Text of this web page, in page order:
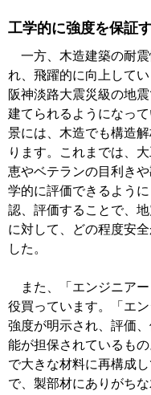
工学的に強度を保証
一方、木造建築の耐震
れ、飛躍的に向上して
阪神淡路大震災級の地
建てられるようになっ
景には、木造でも構造
ります。これまでは、
恵やベテランの目利き
学的に評価できるよう
認、評価することで、
に対して、どの程度安
した。
また、「エンジニアー
役買っています。「エ
強度が明示され、評価
能が担保されているも
で大きな材料に再構成
で、製部材にありがち